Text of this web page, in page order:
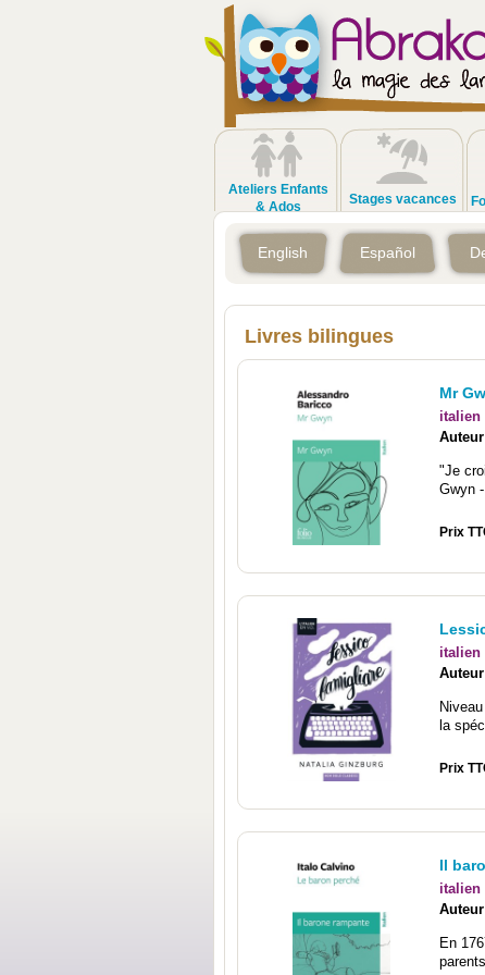
Ateliers Enfants
& Ados
Stages vacances
English Español
Livres bilingues
Mr
italien
"Je
Gwyn
Prix
italien
la
Prix
Il
italien
En